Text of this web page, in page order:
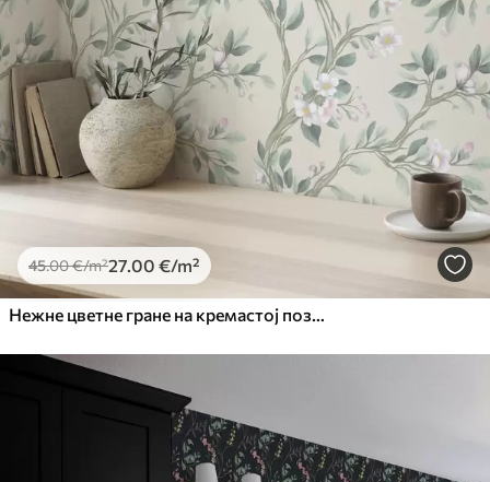
45.00€/m²27.00 €/m²
Нежне цветне гране на кремастој позадини, пастелне боје